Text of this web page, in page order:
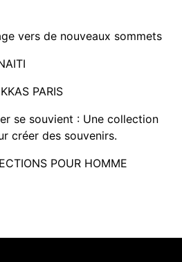
vers de nouveaux sommets
PARIS
se souvient : Une collection
créer des souvenirs.
POUR HOMME